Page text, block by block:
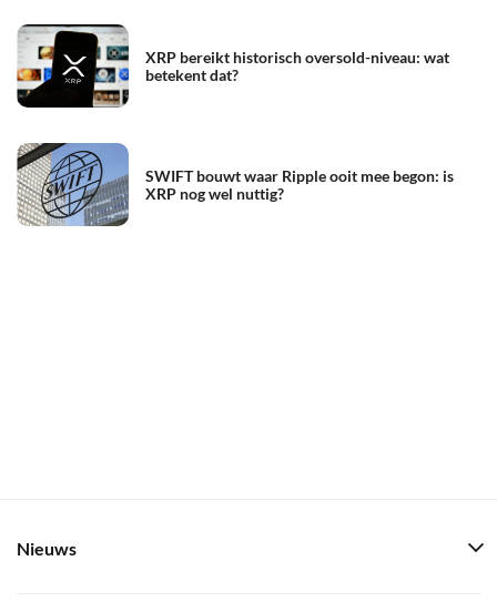
XRP bereikt historisch oversold-niveau: wat
betekent dat?
SWIFT bouwt waar Ripple ooit mee begon: is
XRP nog wel nuttig?
Nieuws